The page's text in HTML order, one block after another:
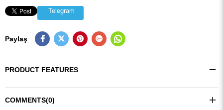
Telegram
Paylaş
PRODUCT FEATURES
COMMENTS(0)